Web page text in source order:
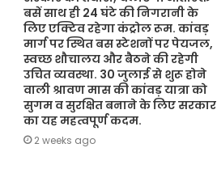
बसें साथ ही 24 घंटे की निगरानी के
लिए एक्टिव रहेगा कंट्रोल रूम. कांवड़
मार्ग पर स्थित बस स्टेशनों पर पेयजल,
स्वच्छ शौचालय और बैठने की रहेगी
उचित व्यवस्था. 30 जुलाई से शुरू होने
वाली श्रावण मास की कांवड़ यात्रा को
सुगम व सुरक्षित बनाने के लिए सरकार
का यह महत्वपूर्ण कदम.
2 weeks ago